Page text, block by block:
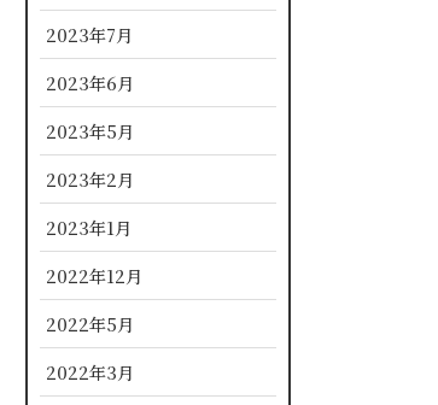
2023年7月
2023年6月
2023年5月
2023年2月
2023年1月
2022年12月
2022年5月
2022年3月